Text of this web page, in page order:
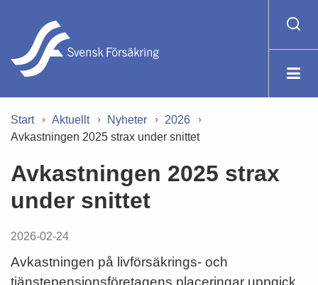
Start Aktuellt Nyheter
2026
Avkastningen 2025 strax under snittet
Avkastningen 2025 strax
under snittet
2026-02-24
Avkastningen på livförsäkrings- och
tjänstepensionsföretagens placeringar uppgick